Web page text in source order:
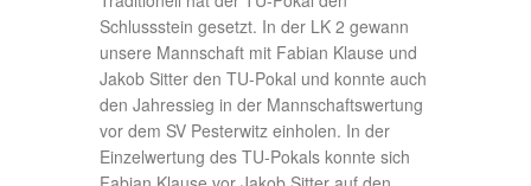
Schlussstein gesetzt. In der LK 2 gewann
unsere Mannschaft mit Fabian Klause und
Jakob Sitter den TU-Pokal und konnte auch
den Jahressieg in der Mannschaftswertung
vor dem SV Pesterwitz einholen. In der
Einzelwertung des TU-Pokals konnte sich